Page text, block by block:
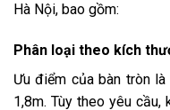
Hà Nội, bao gồm:
Phân loại theo kích
Ưu điểm của bàn tròn
1,8m. Tùy theo yêu